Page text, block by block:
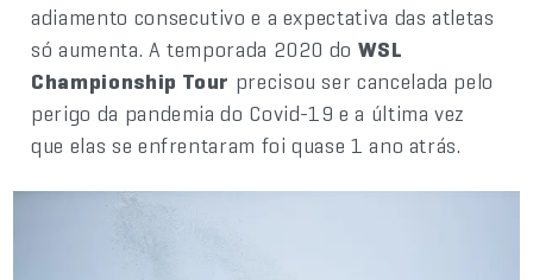
adiamento consecutivo e a expectativa das atletas
só aumenta. A temporada 2020 do WSL
Championship Tour precisou ser cancelada pelo
perigo da pandemia do Covid-19 e a última vez
que elas se enfrentaram foi quase 1 ano atrás.